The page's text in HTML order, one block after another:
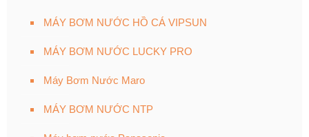
MÁY BƠM NƯỚC HỒ CÁ VIPSUN
MÁY BƠM NƯỚC LUCKY PRO
Máy Bơm Nước Maro
MÁY BƠM NƯỚC NTP